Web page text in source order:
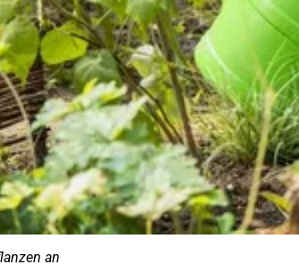
an